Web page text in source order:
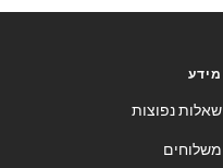
מידע
שאלות נפוצות
משלוחים